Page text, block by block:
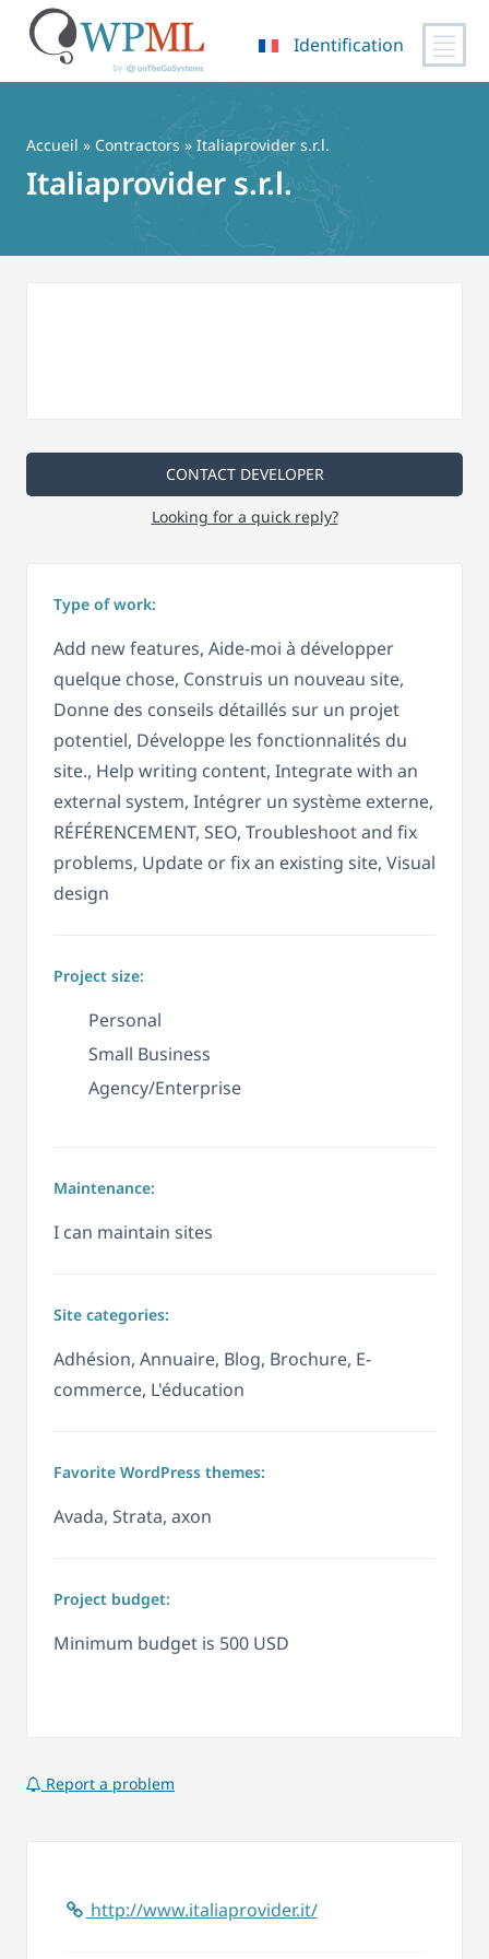
contenu
Identification
Accueil » Contractors » Italiaprovider s.r.l.
Italiaprovider s.r.l.
CONTACT DEVELOPER
Looking for a quick reply?
Type of work:
Add new features, Aide-moi à développer
quelque chose, Construis un nouveau site,
Donne des conseils détaillés sur un projet
potentiel, Développe les fonctionnalités du
site., Help writing content, Integrate with an
external system, Intégrer un système externe,
RÉFÉRENCEMENT, SEO, Troubleshoot and fix
problems, Update or fix an existing site, Visual
design
Project size:
Personal
Small Business
Agency/Enterprise
Maintenance:
I can maintain sites
Site categories:
Adhésion, Annuaire, Blog, Brochure, E-
commerce, L'éducation
Favorite WordPress themes:
Avada, Strata, axon
Project budget:
Minimum budget is 500 USD
Report a problem
http://www.italiaprovider.it/